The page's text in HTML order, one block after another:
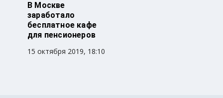
В Москве
заработало
бесплатное кафе
для пенсионеров
15 октября 2019, 18:10